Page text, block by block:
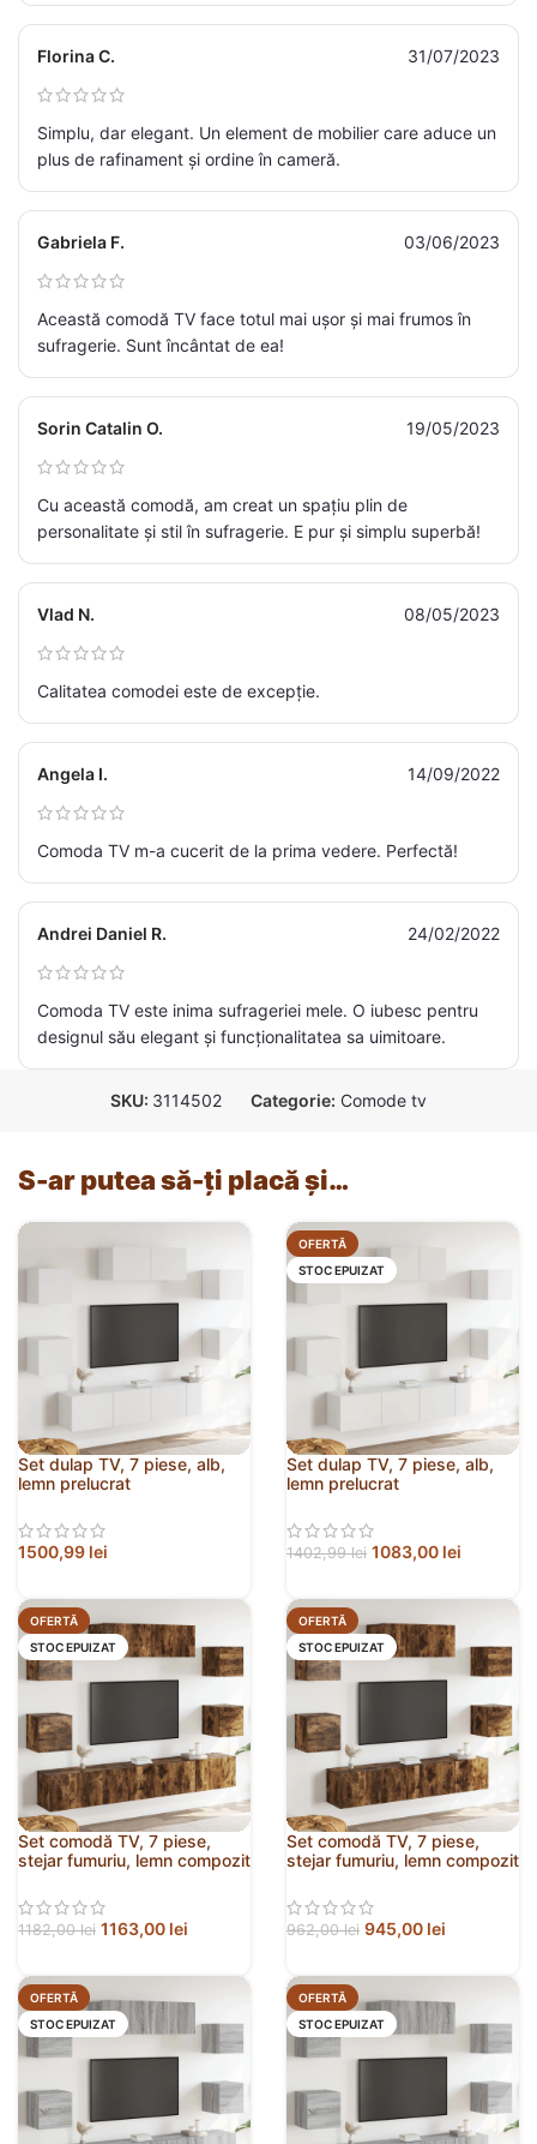
Florina C. 31/07/2023
Simplu, dar elegant. Un element de mobilier care aduce un
plus de rafinament și ordine în cameră.
Gabriela F. 03/06/2023
Această comodă TV face totul mai ușor și mai frumos în
sufragerie. Sunt încântat de ea!
Sorin Catalin O. 19/05/2023
Cu această comodă, am creat un spațiu plin de
personalitate și stil în sufragerie. E pur și simplu superbă!
Vlad N. 08/05/2023
Calitatea comodei este de excepție.
Angela I. 14/09/2022
Comoda TV m-a cucerit de la prima vedere. Perfectă!
Andrei Daniel R. 24/02/2022
Comoda TV este inima sufrageriei mele. O iubesc pentru
designul său elegant și funcționalitatea sa uimitoare.
SKU: 3114502 Categorie: Comode tv
S-ar putea să-ți placă și…
Set dulap TV, 7 piese, alb,
lemn prelucrat
1500,99 lei
OFERTĂ
STOC EPUIZAT
Set dulap TV, 7 piese, alb,
lemn prelucrat
1402,99lei 1083,00 lei
OFERTĂ
STOC EPUIZAT
Set comodă TV, 7 piese,
stejar fumuriu, lemn compozit
1182,00lei 1163,00 lei
OFERTĂ
STOC EPUIZAT
Set comodă TV, 7 piese,
stejar fumuriu, lemn compozit
962,00lei 945,00 lei
OFERTĂ
STOC EPUIZAT
OFERTĂ
STOC EPUIZAT